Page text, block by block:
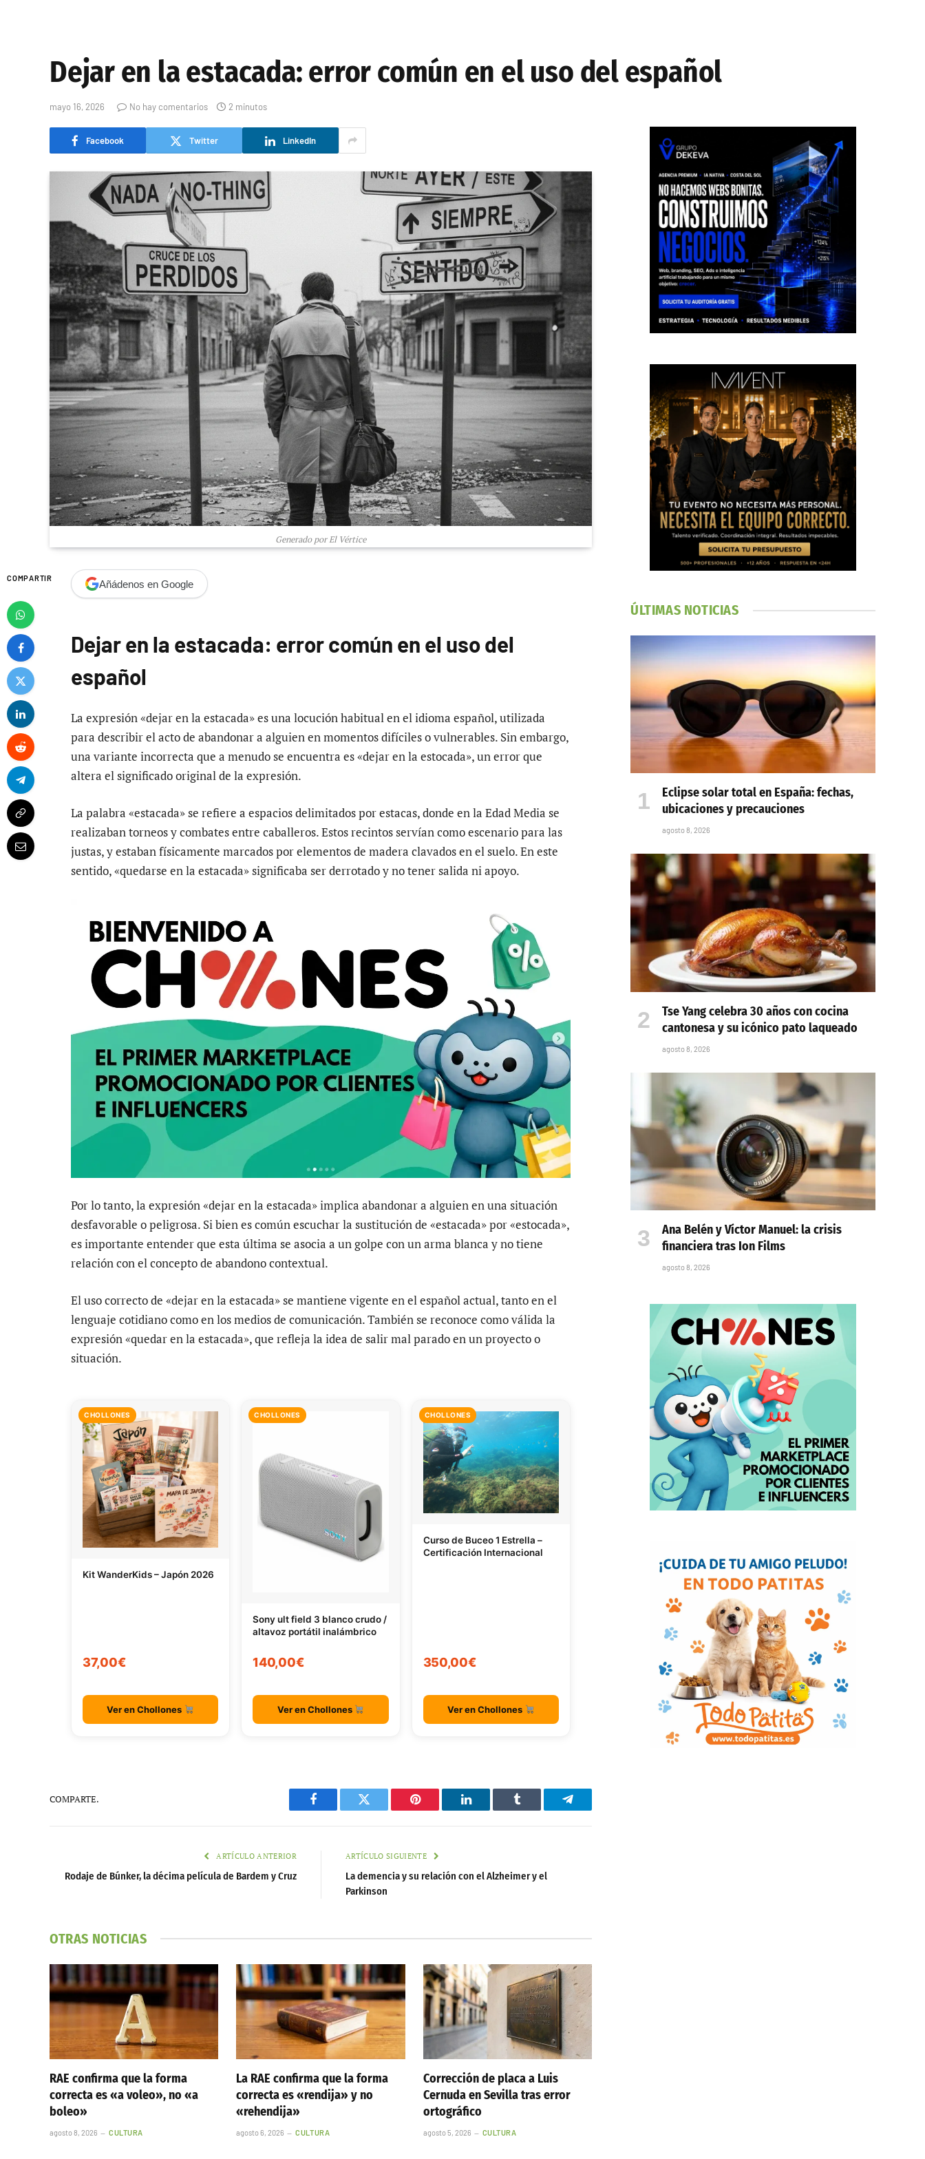
Dejar en la estacada: error común en el uso del español
mayo 16, 2026 No hay comentarios 2 minutos
Facebook Twitter LinkedIn
Generado por El Vértice
COMPARTIR Añádenos en Google
Dejar en la estacada: error común en el uso del
español
La expresión «dejar en la estacada» es una locución habitual en el idioma español, utilizada
para describir el acto de abandonar a alguien en momentos difíciles o vulnerables. Sin embargo,
una variante incorrecta que a menudo se encuentra es «dejar en la estocada», un error que
altera el significado original de la expresión.
La palabra «estacada» se refiere a espacios delimitados por estacas, donde en la Edad Media se
realizaban torneos y combates entre caballeros. Estos recintos servían como escenario para las
justas, y estaban físicamente marcados por elementos de madera clavados en el suelo. En este
sentido, «quedarse en la estacada» significaba ser derrotado y no tener salida ni apoyo.
Por lo tanto, la expresión «dejar en la estacada» implica abandonar a alguien en una situación
desfavorable o peligrosa. Si bien es común escuchar la sustitución de «estacada» por «estocada»,
es importante entender que esta última se asocia a un golpe con un arma blanca y no tiene
relación con el concepto de abandono contextual.
El uso correcto de «dejar en la estacada» se mantiene vigente en el español actual, tanto en el
lenguaje cotidiano como en los medios de comunicación. También se reconoce como válida la
expresión «quedar en la estacada», que refleja la idea de salir mal parado en un proyecto o
situación.
CHOLLONES
Kit WanderKids – Japón 2026
37,00€
Ver en Chollones
CHOLLONES
Sony ult field 3 blanco crudo /
altavoz portátil inalámbrico
140,00€
Ver en Chollones
CHOLLONES
Curso de Buceo 1 Estrella –
Certificación Internacional
350,00€
Ver en Chollones
COMPARTE.
Facebook Twitter Pinterest LinkedIn Tumblr Telegram
ARTÍCULO ANTERIOR
Rodaje de Búnker, la décima película de Bardem y Cruz
ARTÍCULO SIGUIENTE
La demencia y su relación con el Alzheimer y el
Parkinson
OTRAS NOTICIAS
RAE confirma que la forma
correcta es «a voleo», no «a
boleo»
agosto 8, 2026 CULTURA
La RAE confirma que la forma
correcta es «rendija» y no
«rehendija»
agosto 6, 2026 CULTURA
Corrección de placa a Luis
Cernuda en Sevilla tras error
ortográfico
agosto 5, 2026 CULTURA
ÚLTIMAS NOTICIAS
Eclipse solar total en España: fechas,
ubicaciones y precauciones
agosto 8, 2026
Tse Yang celebra 30 años con cocina
cantonesa y su icónico pato laqueado
agosto 8, 2026
Ana Belén y Víctor Manuel: la crisis
financiera tras Ion Films
agosto 8, 2026